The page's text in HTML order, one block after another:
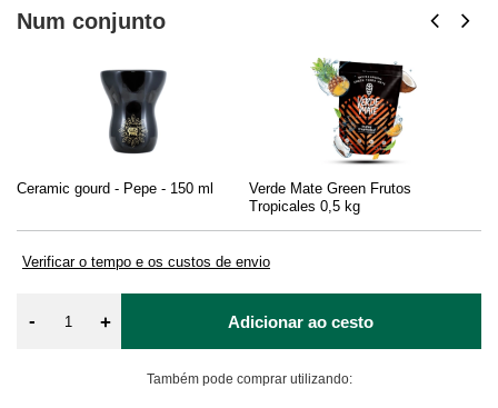
Num conjunto
Ceramic gourd - Pepe - 150 ml
Verde Mate Green Frutos
Tropicales 0,5 kg
Verificar o tempo e os custos de envio
- + Adicionar ao cesto
Também pode comprar utilizando: